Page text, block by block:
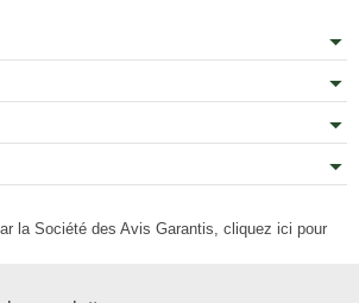
la Société des Avis Garantis, cliquez ici pour